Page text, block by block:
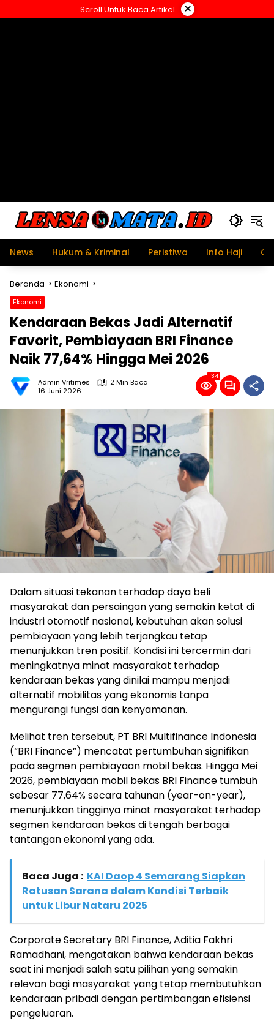
ke
Scroll Untuk Baca Artikel ×
News Hukum & Kriminal Peristiwa Info Haji
Beranda Ekonomi
Ekonomi
Kendaraan Bekas Jadi Alternatif
Favorit, Pembiayaan BRI Finance
Naik 77,64% Hingga Mei 2026
Admin Vritimes
2 Min Baca
16 Juni 2026
134
Dalam situasi tekanan terhadap daya beli
masyarakat dan persaingan yang semakin ketat di
industri otomotif nasional, kebutuhan akan solusi
pembiayaan yang lebih terjangkau tetap
menunjukkan tren positif. Kondisi ini tercermin dari
meningkatnya minat masyarakat terhadap
kendaraan bekas yang dinilai mampu menjadi
alternatif mobilitas yang ekonomis tanpa
mengurangi fungsi dan kenyamanan.
Melihat tren tersebut, PT BRI Multifinance Indonesia
(“BRI Finance”) mencatat pertumbuhan signifikan
pada segmen pembiayaan mobil bekas. Hingga Mei
2026, pembiayaan mobil bekas BRI Finance tumbuh
sebesar 77,64% secara tahunan (year-on-year),
menunjukkan tingginya minat masyarakat terhadap
segmen kendaraan bekas di tengah berbagai
tantangan ekonomi yang ada.
Baca Juga : KAI Daop 4 Semarang Siapkan
Ratusan Sarana dalam Kondisi Terbaik
untuk Libur Nataru 2025
Corporate Secretary BRI Finance, Aditia Fakhri
Ramadhani, mengatakan bahwa kendaraan bekas
saat ini menjadi salah satu pilihan yang semakin
relevan bagi masyarakat yang tetap membutuhkan
kendaraan pribadi dengan pertimbangan efisiensi
pengeluaran.